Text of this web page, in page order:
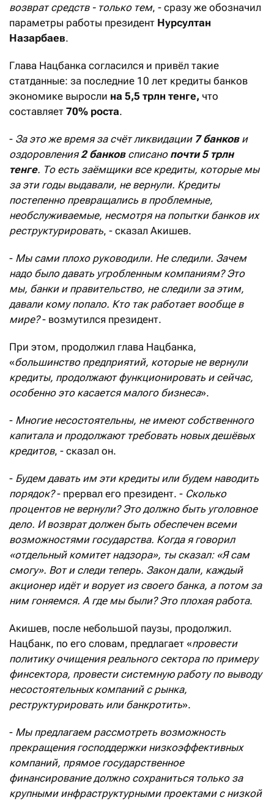
возврат средств - только тем, - сразу же обозначил
параметры работы президент Нурсултан
Назарбаев.
Глава Нацбанка согласился и привёл такие
статданные: за последние 10 лет кредиты банков
экономике выросли на 5,5 трлн тенге, что
составляет 70% роста.
- За это же время за счёт ликвидации 7 банкови
оздоровления2 банковсписано почти 5 трлн
тенге. То есть заёмщики все кредиты, которые мы
за эти годы выдавали, не вернули. Кредиты
постепенно превращались в проблемные,
необслуживаемые, несмотря на попытки банков их
реструктурировать, - сказал Акишев.
- Мы сами плохо руководили. Не следили. Зачем
надо было давать угробленным компаниям? Это
мы, банки и правительство, не следили за этим,
давали кому попало. Кто так работает вообще в
мире?- возмутился президент.
При этом, продолжил глава Нацбанка,
«большинство предприятий, которые не вернули
кредиты, продолжают функционировать и сейчас,
особенно это касается малого бизнеса».
- Многие несостоятельны, не имеют собственного
капитала и продолжают требовать новых дешёвых
кредитов, - сказал он.
- Будем давать им эти кредиты или будем наводить
порядок?- прервал его президент. - Сколько
процентов не вернули? Это должно быть уголовное
дело. И возврат должен быть обеспечен всеми
возможностями государства. Когда я говорил
«отдельный комитет надзора», ты сказал: «Я сам
смогу». Вот и следи теперь. Закон дали, каждый
акционер идёт и ворует из своего банка, а потом за
ним гоняемся. А где мы были? Это плохая работа.
Акишев, после небольшой паузы, продолжил.
Нацбанк, по его словам, предлагает «провести
политику очищения реального сектора по примеру
финсектора, провести системную работу по выводу
несостоятельных компаний с рынка,
реструктурировать или банкротить».
- Мы предлагаем рассмотреть возможность
прекращения господдержки низкоэффективных
компаний, прямое государственное
финансирование должно сохраниться только за
крупными инфраструктурными проектами с низкой